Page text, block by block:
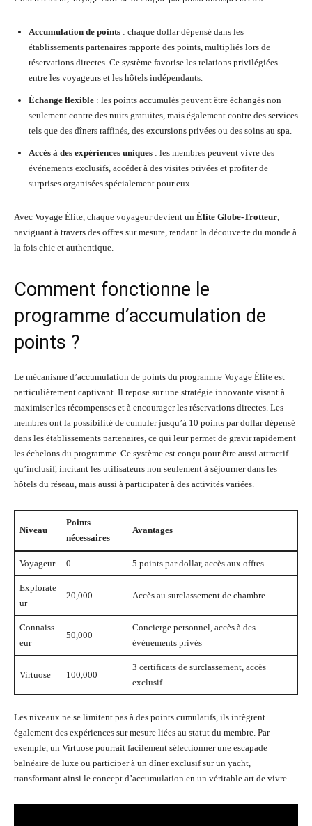
Accumulation de points : chaque dollar dépensé dans les
établissements partenaires rapporte des points, multipliés lors de
réservations directes. Ce système favorise les relations privilégiées
entre les voyageurs et les hôtels indépendants.
Échange flexible : les points accumulés peuvent être échangés non
seulement contre des nuits gratuites, mais également contre des services
tels que des dîners raffinés, des excursions privées ou des soins au spa.
Accès à des expériences uniques : les membres peuvent vivre des
événements exclusifs, accéder à des visites privées et profiter de
surprises organisées spécialement pour eux.
Avec Voyage Élite, chaque voyageur devient un Élite Globe-Trotteur,
naviguant à travers des offres sur mesure, rendant la découverte du monde à
la fois chic et authentique.
Comment fonctionne le
programme d’accumulation de
points ?
Le mécanisme d’accumulation de points du programme Voyage Élite est
particulièrement captivant. Il repose sur une stratégie innovante visant à
maximiser les récompenses et à encourager les réservations directes. Les
membres ont la possibilité de cumuler jusqu’à 10 points par dollar dépensé
dans les établissements partenaires, ce qui leur permet de gravir rapidement
les échelons du programme. Ce système est conçu pour être aussi attractif
qu’inclusif, incitant les utilisateurs non seulement à séjourner dans les
hôtels du réseau, mais aussi à participater à des activités variées.
Niveau
Points
nécessaires
Avantages
Voyageur 0 5 points par dollar, accès aux offres
Explorate
ur
20,000 Accès au surclassement de chambre
Connaiss
eur
50,000
Concierge personnel, accès à des
événements privés
Virtuose 100,000
3 certificats de surclassement, accès
exclusif
Les niveaux ne se limitent pas à des points cumulatifs, ils intègrent
également des expériences sur mesure liées au statut du membre. Par
exemple, un Virtuose pourrait facilement sélectionner une escapade
balnéaire de luxe ou participer à un dîner exclusif sur un yacht,
transformant ainsi le concept d’accumulation en un véritable art de vivre.